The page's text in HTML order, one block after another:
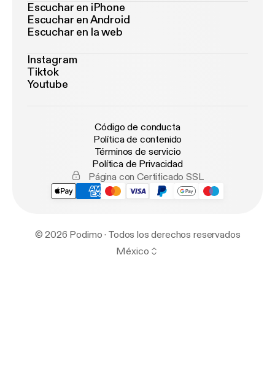
Escuchar en iPhone
Escuchar en Android
Escuchar en la web
Instagram
Tiktok
Youtube
Código de conducta
Política de contenido
Términos de servicio
Política de Privacidad
Página con Certificado SSL
© 2026 Podimo · Todos los derechos reservados
México